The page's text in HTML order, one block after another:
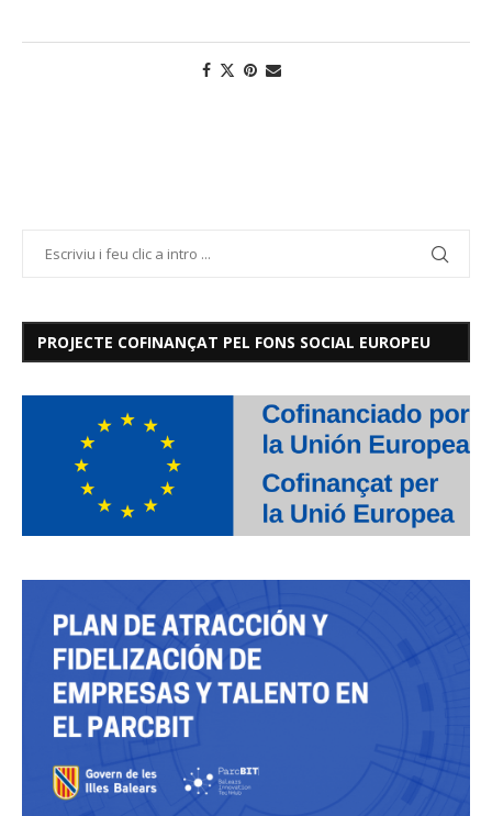
PROJECTE COFINANÇAT PEL FONS SOCIAL EUROPEU